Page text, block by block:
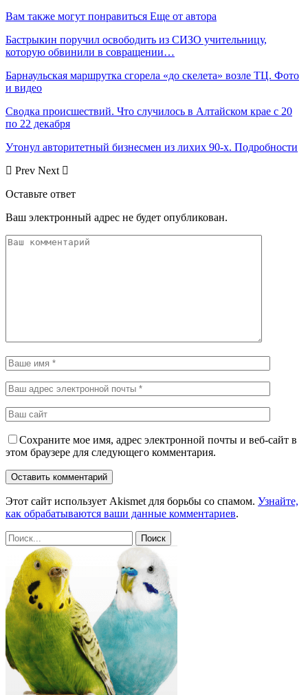
Вам также могут понравиться Еще от автора
Бастрыкин поручил освободить из СИЗО учительницу,
которую обвинили в совращении…
Барнаульская маршрутка сгорела «до скелета» возле ТЦ. Фото
и видео
Сводка происшествий. Что случилось в Алтайском крае с 20
по 22 декабря
Утонул авторитетный бизнесмен из лихих 90-х. Подробности
Prev Next
Оставьте ответ
Ваш электронный адрес не будет опубликован.
Сохраните мое имя, адрес электронной почты и веб-сайт в
этом браузере для следующего комментария.
Этот сайт использует Akismet для борьбы со спамом. Узнайте,
как обрабатываются ваши данные комментариев.